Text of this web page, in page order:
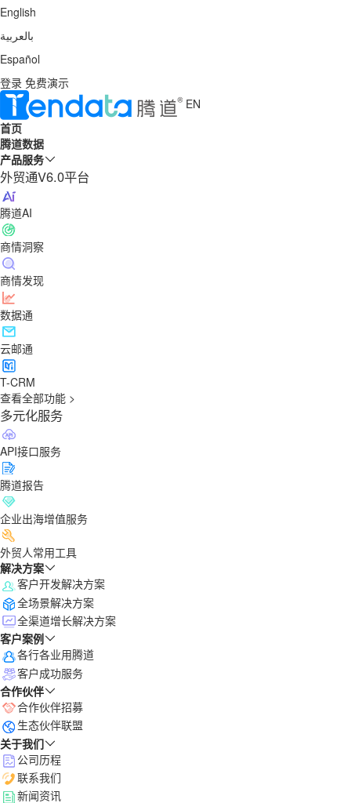
English
بالعربية
Español
登录 免费演示
EN
首页
腾道数据
产品服务
外贸通V6.0平台
腾道AI
商情洞察
商情发现
数据通
云邮通
T-CRM
查看全部功能 >
多元化服务
API接口服务
腾道报告
企业出海增值服务
外贸人常用工具
解决方案
客户开发解决方案
全场景解决方案
全渠道增长解决方案
客户案例
各行各业用腾道
客户成功服务
合作伙伴
合作伙伴招募
生态伙伴联盟
关于我们
公司历程
联系我们
新闻资讯